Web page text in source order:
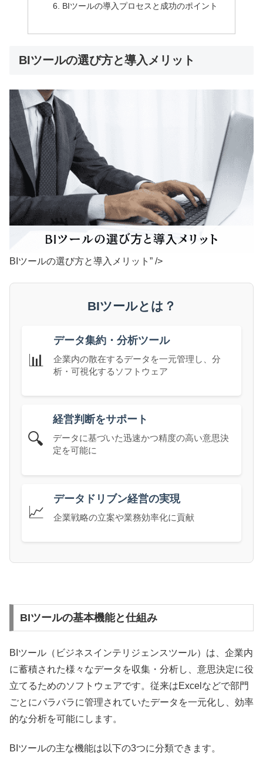
BIツールの導入プロセスと成功のポイント
BIツールの選び方と導入メリット
BIツールの選び方と導入メリット” />
BIツールとは？
📊
データ集約・分析ツール
企業内の散在するデータを一元管理し、分
析・可視化するソフトウェア
🔍
経営判断をサポート
データに基づいた迅速かつ精度の高い意思決
定を可能に
📈
データドリブン経営の実現
企業戦略の立案や業務効率化に貢献
BIツールの基本機能と仕組み
BIツール（ビジネスインテリジェンスツール）は、企業内
に蓄積された様々なデータを収集・分析し、意思決定に役
立てるためのソフトウェアです。従来はExcelなどで部門
ごとにバラバラに管理されていたデータを一元化し、効率
的な分析を可能にします。
BIツールの主な機能は以下の3つに分類できます。